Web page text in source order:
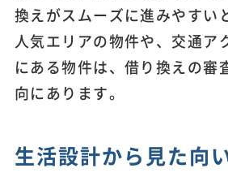
換えがスムーズに進みやすい
人気エリアの物件や、交通ア
にある物件は、借り換えの審
向にあります。
生活設計から見た向